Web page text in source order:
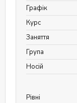
Графік
Курс
Заняття
Група
Носій
Рівні